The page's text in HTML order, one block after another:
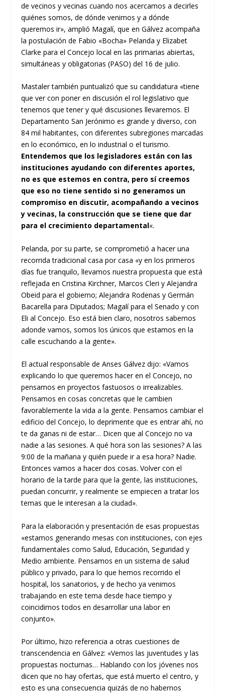
de vecinos y vecinas cuando nos acercamos a decirles
quiénes somos, de dónde venimos y a dónde
queremos ir», amplió Magalí, que en Gálvez acompaña
la postulación de Fabio «Bocha» Pelanda y Elizabet
Clarke para el Concejo local en las primarias abiertas,
simultáneas y obligatorias (PASO) del 16 de julio.
Mastaler también puntualizó que su candidatura «tiene
que ver con poner en discusión el rol legislativo que
tenemos que tener y qué discusiones llevaremos. El
Departamento San Jerónimo es grande y diverso, con
84 mil habitantes, con diferentes subregiones marcadas
en lo económico, en lo industrial o el turismo.
Entendemos que los legisladores están con las
instituciones ayudando con diferentes aportes,
no es que estemos en contra, pero sí creemos
que eso no tiene sentido si no generamos un
compromiso en discutir, acompañando a vecinos
y vecinas, la construcción que se tiene que dar
para el crecimiento departamental«.
Pelanda, por su parte, se comprometió a hacer una
recorrida tradicional casa por casa «y en los primeros
días fue tranquilo, llevamos nuestra propuesta que está
reflejada en Cristina Kirchner, Marcos Cleri y Alejandra
Obeid para el gobierno; Alejandra Rodenas y Germán
Bacarella para Diputados; Magalí para el Senado y con
Eli al Concejo. Eso está bien claro, nosotros sabemos
adonde vamos, somos los únicos que estamos en la
calle escuchando a la gente».
El actual responsable de Anses Gálvez dijo: «Vamos
explicando lo que queremos hacer en el Concejo, no
pensamos en proyectos fastuosos o irrealizables.
Pensamos en cosas concretas que le cambien
favorablemente la vida a la gente. Pensamos cambiar el
edificio del Concejo, lo deprimente que es entrar ahí, no
te da ganas ni de estar… Dicen que al Concejo no va
nadie a las sesiones. A qué hora son las sesiones? A las
9:00 de la mañana y quién puede ir a esa hora? Nadie.
Entonces vamos a hacer dos cosas. Volver con el
horario de la tarde para que la gente, las instituciones,
puedan concurrir, y realmente se empiecen a tratar los
temas que le interesan a la ciudad».
Para la elaboración y presentación de esas propuestas
«estamos generando mesas con instituciones, con ejes
fundamentales como Salud, Educación, Seguridad y
Medio ambiente. Pensamos en un sistema de salud
público y privado, para lo que hemos recorrido el
hospital, los sanatorios, y de hecho ya venimos
trabajando en este tema desde hace tiempo y
coincidimos todos en desarrollar una labor en
conjunto».
Por último, hizo referencia a otras cuestiones de
transcendencia en Gálvez: «Vemos las juventudes y las
propuestas nocturnas… Hablando con los jóvenes nos
dicen que no hay ofertas, que está muerto el centro, y
esto es una consecuencia quizás de no habernos